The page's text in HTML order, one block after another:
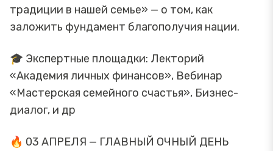
традиции в нашей семье» — о том, как
заложить фундамент благополучия нации.
🎓 Экспертные площадки: Лекторий
«Академия личных финансов», Вебинар
«Мастерская семейного счастья», Бизнес-
диалог, и др
🔥 03 АПРЕЛЯ — ГЛАВНЫЙ ОЧНЫЙ ДЕНЬ